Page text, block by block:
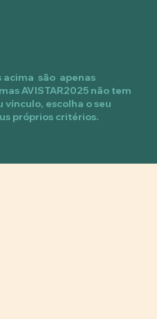
acima são apenas
AVISTAR2025 não tem
escolha o seu
próprios critérios.